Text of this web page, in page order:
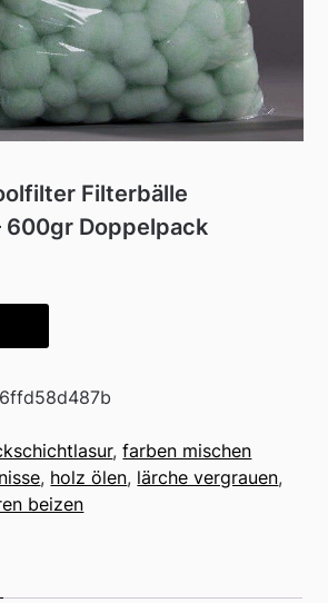
Filterbälle
600gr Doppelpack
,farben mischen
, holz ölen, lärche vergrauen,
beizen